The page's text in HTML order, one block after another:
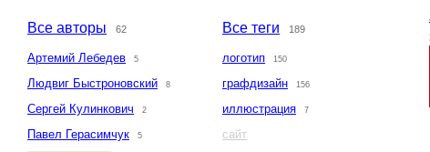
Все авторы 62
Артемий Лебедев 5
Людвиг Быстроновский 8
Сергей Кулинкович 2
Павел Герасимчук 5
Все теги 189
логотип 150
графдизайн 156
иллюстрация 7
сайт